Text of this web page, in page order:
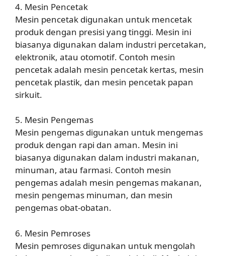
4. Mesin Pencetak
Mesin pencetak digunakan untuk mencetak
produk dengan presisi yang tinggi. Mesin ini
biasanya digunakan dalam industri percetakan,
elektronik, atau otomotif. Contoh mesin
pencetak adalah mesin pencetak kertas, mesin
pencetak plastik, dan mesin pencetak papan
sirkuit.
5. Mesin Pengemas
Mesin pengemas digunakan untuk mengemas
produk dengan rapi dan aman. Mesin ini
biasanya digunakan dalam industri makanan,
minuman, atau farmasi. Contoh mesin
pengemas adalah mesin pengemas makanan,
mesin pengemas minuman, dan mesin
pengemas obat-obatan.
6. Mesin Pemroses
Mesin pemroses digunakan untuk mengolah